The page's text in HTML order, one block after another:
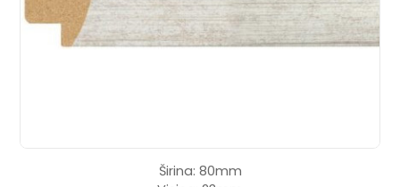
Širina: 80mm